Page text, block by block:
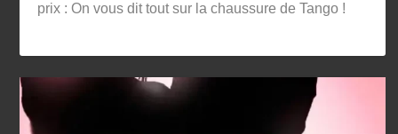
prix : On vous dit tout sur la chaussure de Tango !